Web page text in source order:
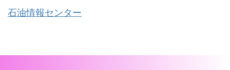
石油情報センター